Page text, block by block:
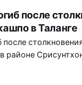
после
в Таланге
после
районе
полиции Анусасан